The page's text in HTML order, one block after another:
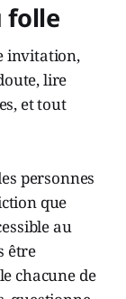
folle
invitation,
lire
et tout
personnes
que
au
être
chacune de